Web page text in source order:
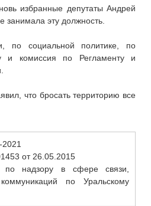
избранные депутаты Андрей
занимала эту должность.
по социальной политике, по
и комиссия по Регламенту и
что бросать территорию все
2021
от 26.05.2015
по надзору в сфере связи,
по Уральскому